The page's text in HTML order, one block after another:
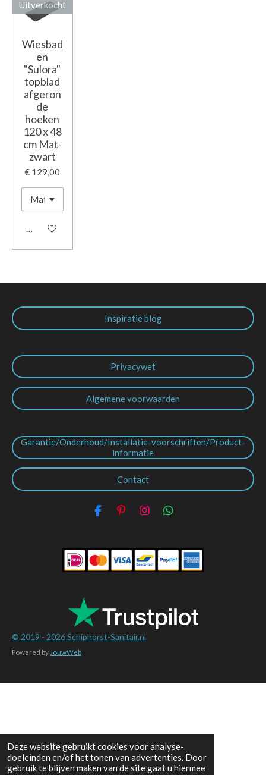
Deze website gebruikt cookies voor analyse-
doeleinden en/of het tonen van advertenties. Door
gebruik te blijven maken van de site gaat u hiermee
Uitverkocht
Wiesbad
en
"Sulora"
topblad
afgeron
de
hoeken
120 x 48
cm Mat-
zwart
€ 129,00
Houd mij op de hoogte
Inspiratie blog
Privacywet
Algemene voorwaarden
Garantie/Onderhoud/Installatie-voorschriften/Product-
informatie
Contact
F
e
b
o
P
t
e
r
I
t
a
g
W
t
s
A
© 2019 - 2026Schiphorst-Sanitair.nl
Powered by JouwWeb